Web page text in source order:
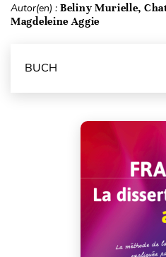
Autor(en) : Beliny Murielle,
Magdeleine Aggie
BUCH